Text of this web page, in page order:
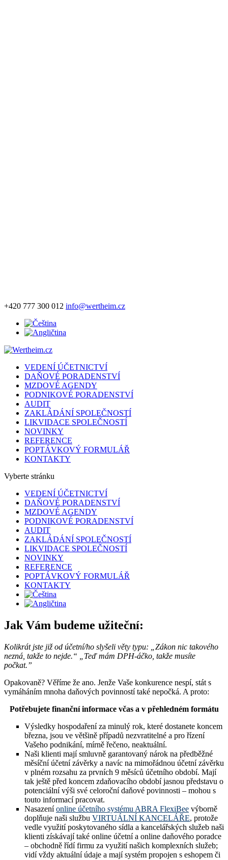
+420 777 300 012 info@wertheim.cz
VEDENÍ ÚČETNICTVÍ
DAŇOVÉ PORADENSTVÍ
MZDOVÉ AGENDY
PODNIKOVÉ PORADENSTVÍ
AUDIT
ZAKLÁDÁNÍ SPOLEČNOSTÍ
LIKVIDACE SPOLEČNOSTÍ
NOVINKY
REFERENCE
POPTÁVKOVÝ FORMULÁŘ
KONTAKTY
Vyberte stránku
VEDENÍ ÚČETNICTVÍ
DAŇOVÉ PORADENSTVÍ
MZDOVÉ AGENDY
PODNIKOVÉ PORADENSTVÍ
AUDIT
ZAKLÁDÁNÍ SPOLEČNOSTÍ
LIKVIDACE SPOLEČNOSTÍ
NOVINKY
REFERENCE
POPTÁVKOVÝ FORMULÁŘ
KONTAKTY
Jak Vám budeme užiteční:
Kolikrát jste již od účetní/ho slyšeli věty typu: „Zákon nic takového
nezná, takže to nejde.“ „Teď mám DPH-áčko, takže musíte
počkat.”
Opakovaně? Věříme že ano. Jenže Vaše konkurence nespí, stát s
vymáháním mnoha daňových povinností také nepočká. A proto:
Potřebujete finanční informace včas a v přehledném formátu
Výsledky hospodaření za minulý rok, které dostanete koncem
března, jsou ve většině případů nezvratitelné a pro řízení
Vašeho podnikání, mírně řečeno, neaktuální.
Naši klienti mají smluvně garantovaný nárok na předběžné
měsíční účetní závěrky a navíc na mimořádnou účetní závěrku
v plném rozsahu za prvních 9 měsíců účetního období. Mají
tak ještě před koncem zdaňovacího období jasnou představu o
potenciální výši své celoroční daňové povinnosti – mohou s
touto informací pracovat.
Nasazeníonline účetního systému ABRA FlexiBee výborně
doplňuje naši službu VIRTUÁLNÍ KANCELÁŘE, protože
vedle využití poskytovaného sídla a kancelářských služeb naši
klienti získávají také online účetní a online daňového poradce
– obchodně řídí firmu za využití našich komplexních služeb;
vidí vždy aktuální údaje a mají systém propojen s eshopem či